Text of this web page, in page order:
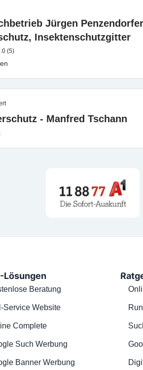
Jürgen Penzendorfer
Insektenschutzgitter
(5)
- Manfred Tschann
Lösungen
Beratung
Service Website
Complete
Such Werbung
Banner Werbung